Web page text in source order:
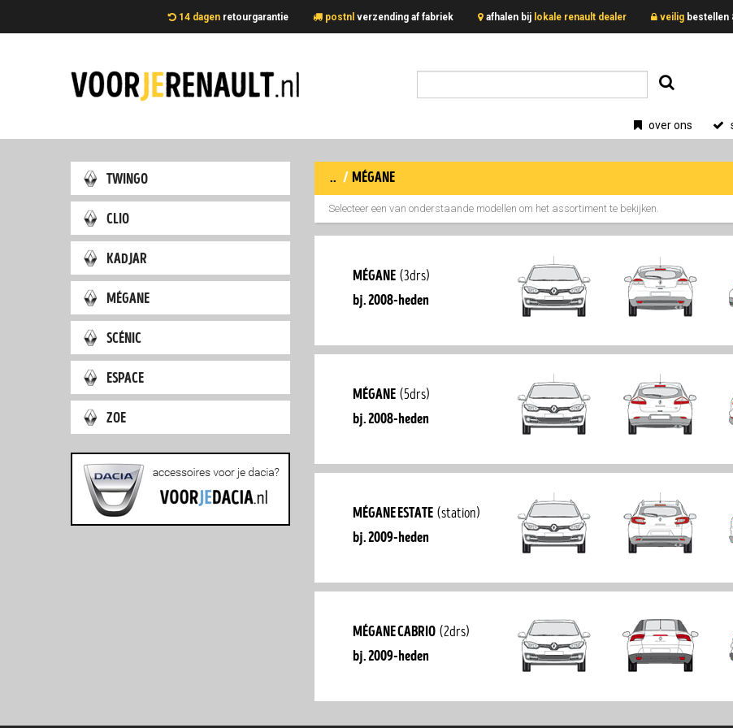
14 dagenretourgarantie postnl verzending af fabriek afhalen bijlokale renault dealer veilig
over ons
twingo
clio
kadjar
mégane
scénic
espace
zoe
.. / mégane
Selecteer een van onderstaande modellen om het assortiment te bekijken.
mégane (3drs)
bj. 2008-heden
mégane (5drs)
bj. 2008-heden
mégane estate (station)
bj. 2009-heden
mégane cabrio (2drs)
bj. 2009-heden